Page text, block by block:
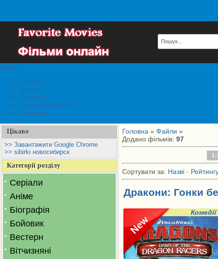
Меню
Головна
Фільми
Серіали
Правовласникам
Контакти
Цікаво
>> Завантажити Google Chrome
>> sibirki новосибирск
Категорії розділу
Серіали
Аніме
Біографія
Бойовик
Вестерн
Вітчизняні
Головна » Файли »
Додано фільмів: 97
1-
Сортувати за: Назві ·
Дракони: Гонки
Комедії